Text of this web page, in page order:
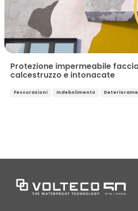
Protezione impermeabile
calcestruzzo e intonacate
Fessurazioni Indebolimento